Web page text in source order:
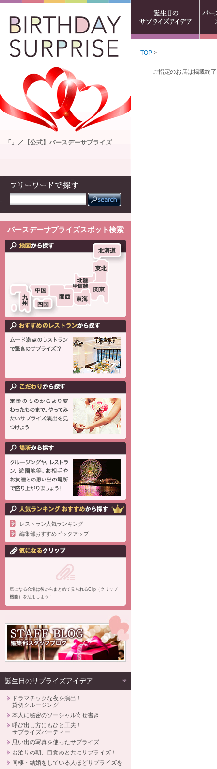
「」／【公式】バースデーサプライズ
TOP >
ご指定のお店は掲載終
バースデーサプライズスポット検索
レストラン人気ランキング
編集部おすすめピックアップ
気になる会場は後からまとめて見られるClip（クリップ
機能）を活用しよう！
誕生日のサプライズアイデア
ドラマチックな夜を演出！
貸切クルージング
本人に秘密のソーシャル寄せ書き
呼び出し方にもひと工夫！
サプライズパーティー
思い出の写真を使ったサプライズ
お泊りの朝、目覚めと共にサプライズ！
同棲・結婚をしている人ほどサプライズを